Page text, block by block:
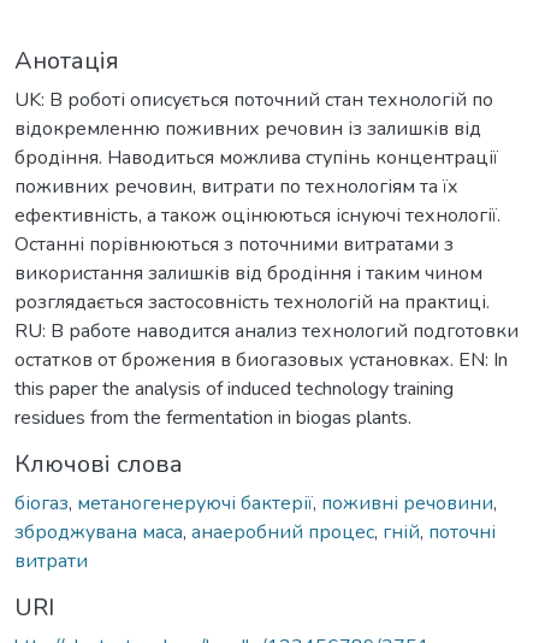
Анотація
UK: В роботі описується поточний стан технологій по
відокремленню поживних речовин із залишків від
бродіння. Наводиться можлива ступінь концентрації
поживних речовин, витрати по технологіям та їх
ефективність, а також оцінюються існуючі технології.
Останні порівнюються з поточними витратами з
використання залишків від бродіння і таким чином
розглядається застосовність технологій на практиці.
RU: В работе наводится анализ технологий подготовки
остатков от брожения в биогазовых установках. EN: In
this paper the analysis of induced technology training
residues from the fermentation in biogas plants.
Ключові слова
біогаз, метаногенеруючі бактерії, поживні речовини,
зброджувана маса, анаеробний процес, гній, поточні
витрати
URI